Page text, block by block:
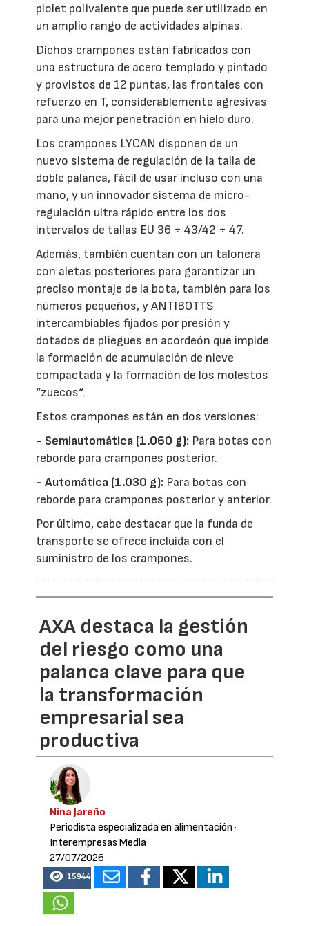
piolet polivalente que puede ser utilizado en
un amplio rango de actividades alpinas.
Dichos crampones están fabricados con
una estructura de acero templado y pintado
y provistos de 12 puntas, las frontales con
refuerzo en T, considerablemente agresivas
para una mejor penetración en hielo duro.
Los crampones LYCAN disponen de un
nuevo sistema de regulación de la talla de
doble palanca, fácil de usar incluso con una
mano, y un innovador sistema de micro-
regulación ultra rápido entre los dos
intervalos de tallas EU 36 ÷ 43/42 ÷ 47.
Además, también cuentan con un talonera
con aletas posteriores para garantizar un
preciso montaje de la bota, también para los
números pequeños, y ANTIBOTTS
intercambiables fijados por presión y
dotados de pliegues en acordeón que impide
la formación de acumulación de nieve
compactada y la formación de los molestos
“zuecos“.
Estos crampones están en dos versiones:
- Semiautomática (1.060 g): Para botas con
reborde para crampones posterior.
- Automática (1.030 g): Para botas con
reborde para crampones posterior y anterior.
Por último, cabe destacar que la funda de
transporte se ofrece incluida con el
suministro de los crampones.
AXA destaca la gestión
del riesgo como una
palanca clave para que
la transformación
empresarial sea
productiva
Nina Jareño
Periodista especializada en alimentación ·
Interempresas Media
27/07/2026
15944